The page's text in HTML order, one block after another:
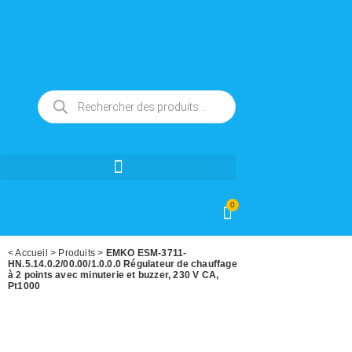
0
<Accueil > Produits > EMKO ESM-3711-
HN.5.14.0.2/00.00/1.0.0.0 Régulateur de chauffage
à 2 points avec minuterie et buzzer, 230 V CA,
Pt1000